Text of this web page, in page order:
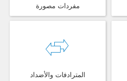
مفردات مصورة
المترادفات والأضداد